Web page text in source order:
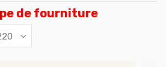
de fourniture